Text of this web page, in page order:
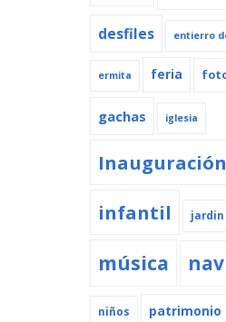
desfiles entierro
ermita feria
gachas iglesia
Inauguración
infantil
jardin
música
niños patrimonio